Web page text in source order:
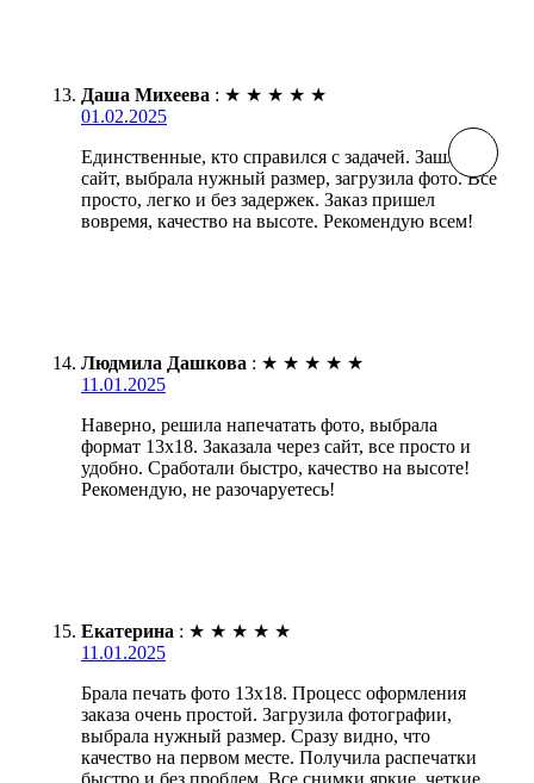
Даша Михеева : ★ ★ ★ ★ ★
01.02.2025
Единственные, кто справился с задачей. Зашла на
сайт, выбрала нужный размер, загрузила фото. Все
просто, легко и без задержек. Заказ пришел
вовремя, качество на высоте. Рекомендую всем!
Людмила Дашкова : ★ ★ ★ ★ ★
11.01.2025
Наверно, решила напечатать фото, выбрала
формат 13х18. Заказала через сайт, все просто и
удобно. Сработали быстро, качество на высоте!
Рекомендую, не разочаруетесь!
Екатерина : ★ ★ ★ ★ ★
11.01.2025
Брала печать фото 13х18. Процесс оформления
заказа очень простой. Загрузила фотографии,
выбрала нужный размер. Сразу видно, что
качество на первом месте. Получила распечатки
быстро и без проблем. Все снимки яркие, четкие.